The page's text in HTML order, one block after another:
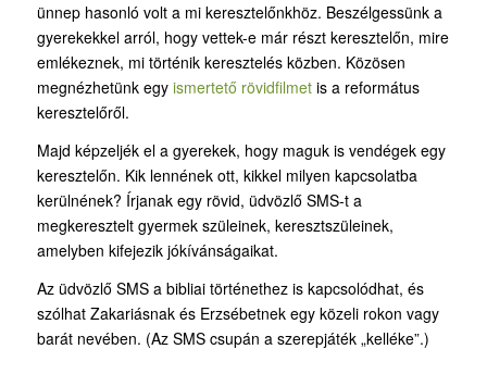
ünnep hasonló volt a mi keresztelőnkhöz. Beszélgessünk a
gyerekekkel arról, hogy vettek-e már részt keresztelőn, mire
emlékeznek, mi történik keresztelés közben. Közösen
megnézhetünk egy ismertető rövidfilmetis a református
keresztelőről.
Majd képzeljék el a gyerekek, hogy maguk is vendégek egy
keresztelőn. Kik lennének ott, kikkel milyen kapcsolatba
kerülnének? Írjanak egy rövid, üdvözlő SMS-t a
megkeresztelt gyermek szüleinek, keresztszüleinek,
amelyben kifejezik jókívánságaikat.
Az üdvözlő SMS a bibliai történethez is kapcsolódhat, és
szólhat Zakariásnak és Erzsébetnek egy közeli rokon vagy
barát nevében. (Az SMS csupán a szerepjáték „kelléke”.)